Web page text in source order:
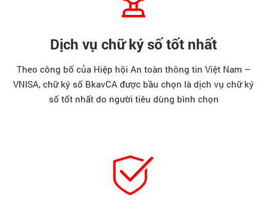
Dịch vụ chữ ký số tốt nhất
Theo công bố của Hiệp hội An toàn thông tin Việt Nam –
VNISA, chữ ký số BkavCA được bầu chọn là dịch vụ chữ ký
số tốt nhất do người tiêu dùng bình chọn